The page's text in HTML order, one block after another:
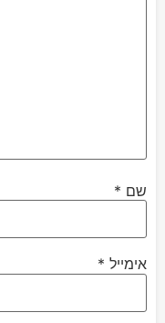
שם *
אימייל *